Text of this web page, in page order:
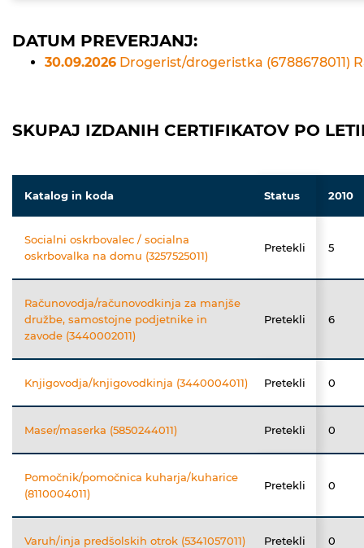
DATUM PREVERJANJ:
30.09.2026 Drogerist/drogeristka (6788678011)
SKUPAJ IZDANIH CERTIFIKATOV PO
Katalog in koda Status 2010
Socialni oskrbovalec / socialna
oskrbovalka na domu (3257525011)
Pretekli 5
Računovodja/računovodkinja za manjše
družbe, samostojne podjetnike in
zavode (3440002011)
Pretekli 6
Knjigovodja/knjigovodkinja (3440004011) Pretekli 0
Maser/maserka (5850244011) Pretekli 0
Pomočnik/pomočnica kuharja/kuharice
(8110004011)
Pretekli 0
Varuh/inja predšolskih otrok (5341057011) Pretekli 0